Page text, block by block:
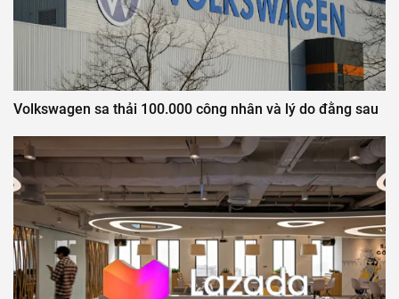
Volkswagen sa thải 100.000 công nhân và lý do đằng sau